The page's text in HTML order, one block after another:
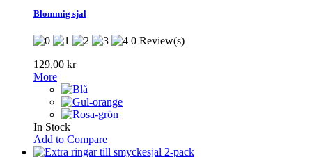
Blommig sjal
0 Review(s)
129,00 kr
More
In Stock
Add to Compare